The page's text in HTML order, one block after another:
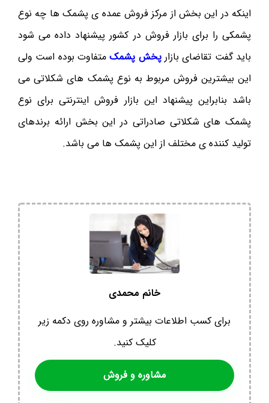
اینکه در این بخش از مرکز فروش عمده ی پشمک ها چه نوع
پشمکی را برای بازار فروش در کشور پیشنهاد داده می شود
باید گفت تقاضای بازارپخش پشمکمتفاوت بوده است ولی
این بیشترین فروش مربوط به نوع پشمک های شکلاتی می
باشد بنابراین پیشنهاد این بازار فروش اینترنتی برای نوع
پشمک های شکلاتی صادراتی در این بخش ارائه برندهای
تولید کننده ی مختلف از این پشمک ها می باشد.
خانم محمدی
برای کسب اطلاعات بیشتر و مشاوره روی دکمه زیر
کلیک کنید.
مشاوره و فروش